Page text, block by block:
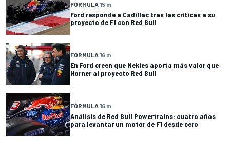
FÓRMULA 15 m
Ford responde a Cadillac tras las críticas a su
proyecto de F1 con Red Bull
FÓRMULA 16 m
En Ford creen que Mekies aporta más valor que
Horner al proyecto Red Bull
FÓRMULA 16 m
Análisis de Red Bull Powertrains: cuatro años
para levantar un motor de F1 desde cero